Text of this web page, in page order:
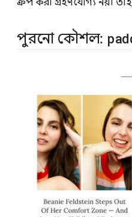
ক্রপ করা গ্রহণযোগ্য নয়। তাই
পুরনো কৌশল: